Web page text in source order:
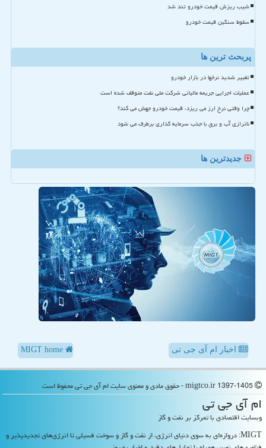
شیب ریزش قیمت خودرو تند شد
سقوط سنگین قیمت خودرو
پربحث ترین ها
تغییر شدید نرخها در بازار خودرو
عملیات اجرایی جریمه مالیاتی شرکت ملی نفت متوقف شده است
چرا وقتی نرخ ارز می ریزد، قیمت خودرو جهش می کند؟
ناترازی آب و برق با جذب سرمایه گذاری برطرف می شود
جدیدترین ها
اخبار ام آی جی تی
ام آی جی تی
وبسایت اقتصادی با تمرکز بر نفت و گاز
MIGT: دروازه‌ای به سوی دنیای انرژی، از نفت و گاز و سوخت فسیلی تا انرژی‌های تجدیدپذیر و